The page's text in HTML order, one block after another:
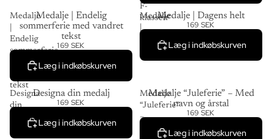
F-
klassen
Medalje
Endelig
sommerferie
tekst
Medalje | Endelig
sommerferie med vandret
tekst
169 SEK
Læg i indkøbskurven
Medalje
|
Dagens
Medalje | Dagens helt
169 SEK
Læg i indkøbskurven
Designa
din
medalj
Designa din medalj
169 SEK
Læg i indkøbskurven
Medalje
“Juleferie”
–
Medalje “Juleferie” – Med
navn og årstal
169 SEK
Læg i indkøbskurven